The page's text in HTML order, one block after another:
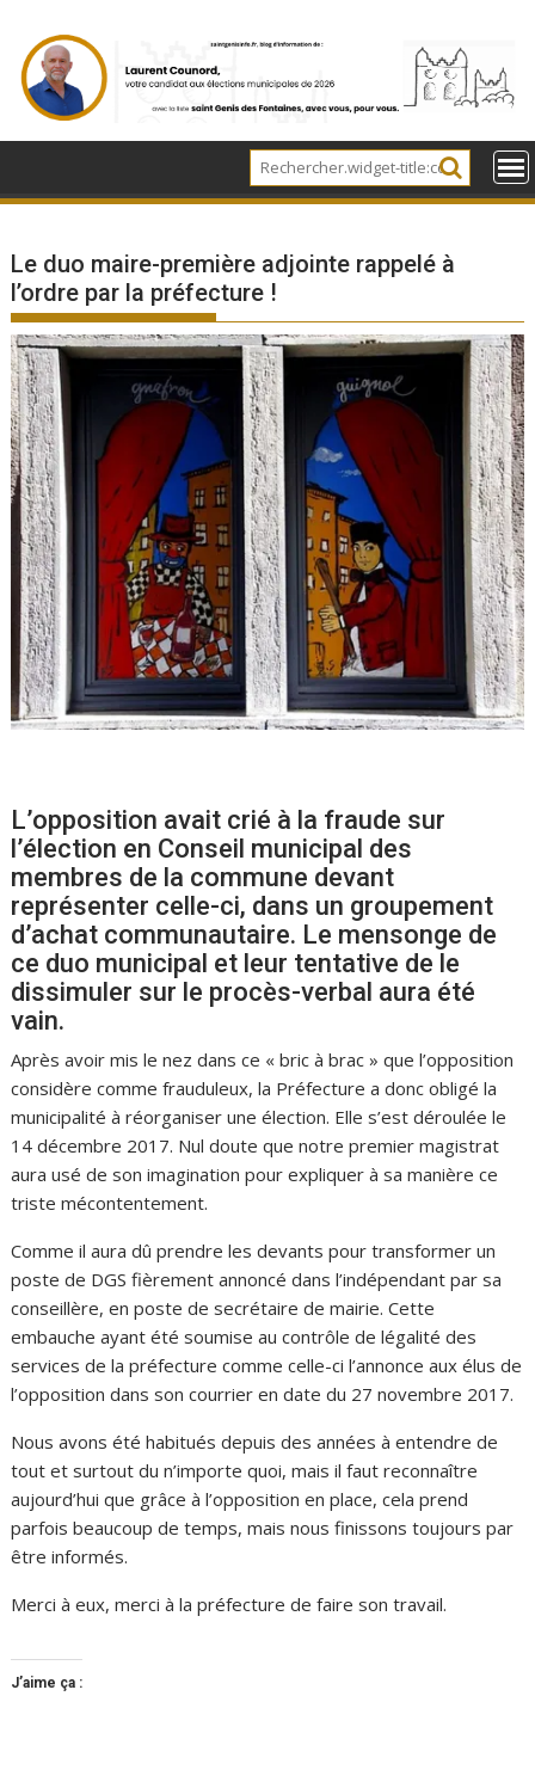
content
Le duo maire-première adjointe rappelé à
l’ordre par la préfecture !
L’opposition avait crié à la fraude sur
l’élection en Conseil municipal des
membres de la commune devant
représenter celle-ci, dans un groupement
d’achat communautaire. Le mensonge de
ce duo municipal et leur tentative de le
dissimuler sur le procès-verbal aura été
vain.
Après avoir mis le nez dans ce « bric à brac » que l’opposition
considère comme frauduleux, la Préfecture a donc obligé la
municipalité à réorganiser une élection. Elle s’est déroulée le
14 décembre 2017. Nul doute que notre premier magistrat
aura usé de son imagination pour expliquer à sa manière ce
triste mécontentement.
Comme il aura dû prendre les devants pour transformer un
poste de DGS fièrement annoncé dans l’indépendant par sa
conseillère, en poste de secrétaire de mairie. Cette
embauche ayant été soumise au contrôle de légalité des
services de la préfecture comme celle-ci l’annonce aux élus de
l’opposition dans son courrier en date du 27 novembre 2017.
Nous avons été habitués depuis des années à entendre de
tout et surtout du n’importe quoi, mais il faut reconnaître
aujourd’hui que grâce à l’opposition en place, cela prend
parfois beaucoup de temps, mais nous finissons toujours par
être informés.
Merci à eux, merci à la préfecture de faire son travail.
J’aime ça :